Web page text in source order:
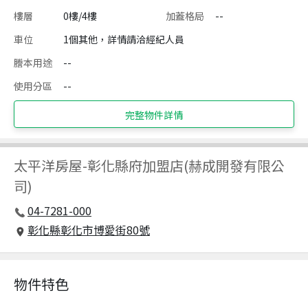
樓層
0樓/4樓 加蓋格局
--
車位
1個其他，詳情請洽經紀人員
謄本用途
--
使用分區
--
完整物件詳情
太平洋房屋-彰化縣府加盟店(赫成開發有限公
司)
04-7281-000
彰化縣彰化市博愛街80號
物件特色